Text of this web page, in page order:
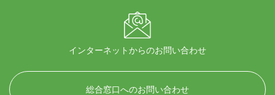
インターネットからのお問い合わせ
総合窓口へのお問い合わせ